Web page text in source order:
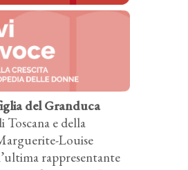
del Granduca
e della
Louise
rappresentante